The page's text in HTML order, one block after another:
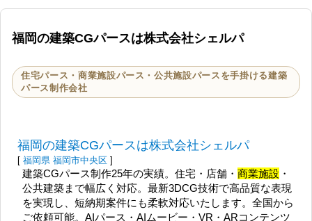
福岡の建築CGパースは株式会社シェルパ
住宅パース・商業施設パース・公共施設パースを手掛ける建築
パース制作会社
福岡の建築CGパースは株式会社シェルパ
[ 福岡県 福岡市中央区 ]
建築CGパース制作25年の実績。住宅・店舗・商業施設 ・
公共建築まで幅広く対応。最新3DCG技術で高品質な表現
を実現し、短納期案件にも柔軟対応いたします。全国から
ご依頼可能。AIパース・AIムービー・VR・ARコンテンツ